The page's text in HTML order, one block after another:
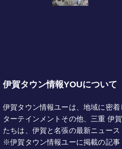
伊賀タウン情報YOUについて
伊賀タウン情報ユーは、地域に密
ターテインメントその他、三重 伊
たちは、伊賀と名張の最新ニュース
※伊賀タウン情報ユーに掲載の記